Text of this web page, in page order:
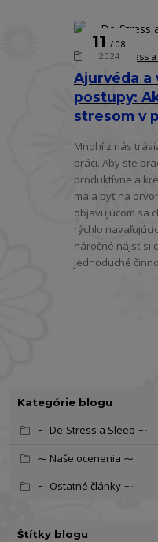
Kategórie blogu
⁓ De-Stress a Sleep ⁓
⁓ Naše ocenenia ⁓
⁓ Ostatné články ⁓
Štítky blogu
Ajurvéda a
postupy:
stresom v
11
08
2024
⁓ De-Stress
Mnohí z nás
práci. Aby ste
produktívne a
mala byť na
objavujúcom sa
rýchlo
náročné nájsť si
jednoduché